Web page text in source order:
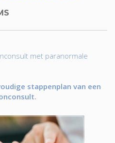
met paranormale
stappenplan van een